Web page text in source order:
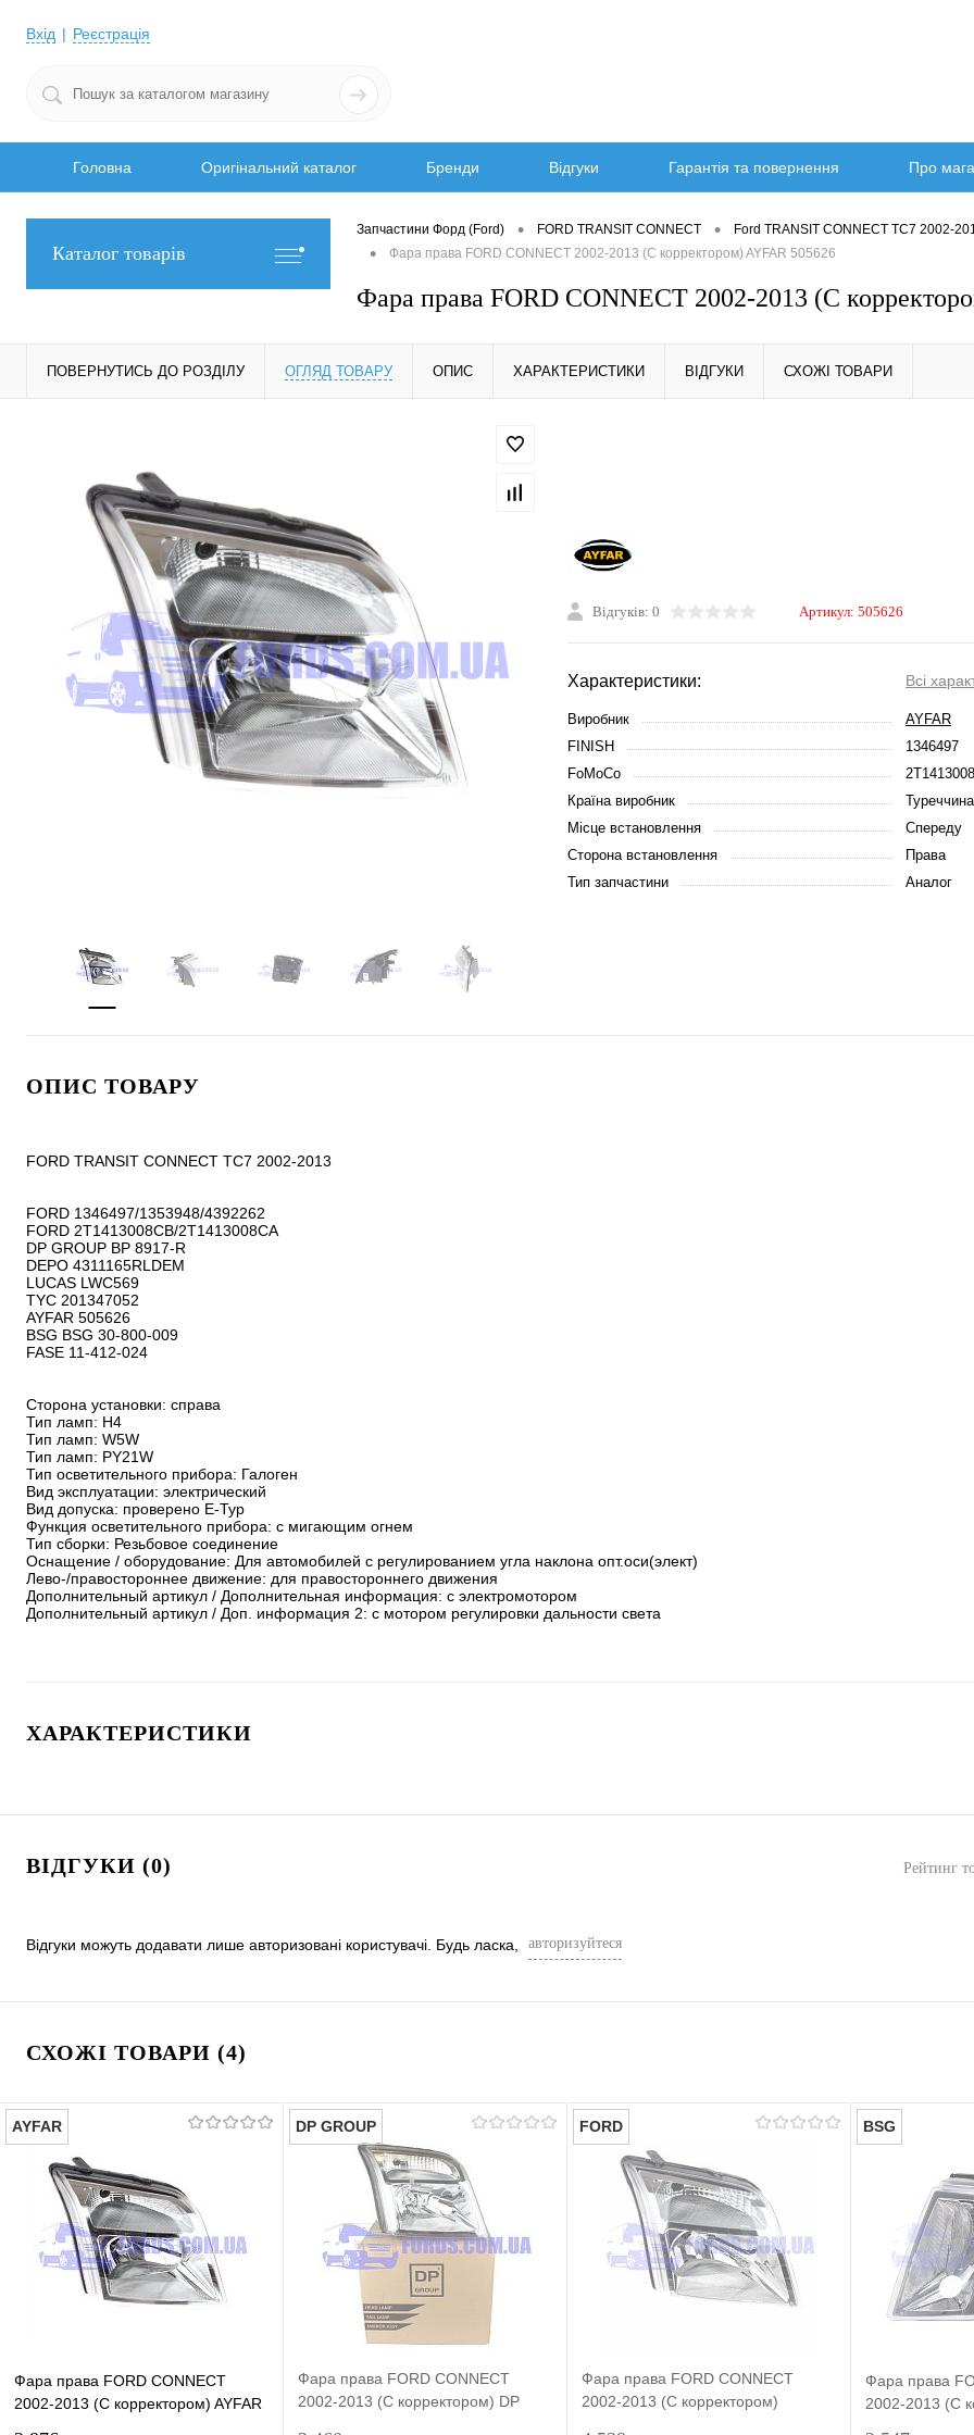
Вхід Реєстрація
Головна Оригінальний каталог Бренди Відгуки Гарантія та повернення Про
Каталог товарів
Запчастини Форд (Ford) • FORD TRANSIT CONNECT • Ford TRANSIT CONNECT TC7 2002-
• Фара права FORD CONNECT 2002-2013 (С корректором) AYFAR 505626
Фара права FORD CONNECT 2002-2013 (С
ПОВЕРНУТИСЬ ДО РОЗДІЛУ ОГЛЯД ТОВАРУ ОПИС ХАРАКТЕРИСТИКИ ВІДГУКИ СХОЖІ ТОВАРИ
Відгуків: 0 Артикул: 505626
Характеристики: Всі
Виробник
AYFAR
FINISH
1346497
FoMoCo
Країна виробник
Туреччина
Місце встановлення
Спереду
Сторона встановлення
Права
Тип запчастини
Аналог
ОПИС ТОВАРУ
FORD TRANSIT CONNECT TC7 2002-2013
FORD 1346497/1353948/4392262
FORD 2T1413008CB/2T1413008CA
DP GROUP BP 8917-R
DEPO 4311165RLDEM
LUCAS LWC569
TYC 201347052
AYFAR 505626
BSG BSG 30-800-009
FASE 11-412-024
Сторона установки: справа
Тип ламп: H4
Тип ламп: W5W
Тип ламп: PY21W
Тип осветительного прибора: Галоген
Вид эксплуатации: электрический
Вид допуска: проверено E-Typ
Функция осветительного прибора: с мигающим огнем
Тип сборки: Резьбовое соединение
Оснащение / оборудование: Для автомобилей с регулированием угла наклона опт.оси(элект)
Лево-/правостороннее движение: для правостороннего движения
Дополнительный артикул / Дополнительная информация: с электромотором
Дополнительный артикул / Доп. информация 2: с мотором регулировки дальности света
ХАРАКТЕРИСТИКИ
ВІДГУКИ (0) Рейтинг
Відгуки можуть додавати лише авторизовані користувачі. Будь ласка, авторизуйтеся
СХОЖІ ТОВАРИ (4)
AYFAR
Фара права FORD CONNECT
2002-2013 (С корректором) AYFAR
DP GROUP
Фара права FORD CONNECT
2002-2013 (С корректором) DP
FORD
Фара права FORD CONNECT
2002-2013 (С корректором)
BSG
Фара права
2002-2013 (С